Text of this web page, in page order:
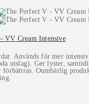
VV Cream Intensive
Används för mer
utslag). Ger lyster,
förbättras. Oumbärlig